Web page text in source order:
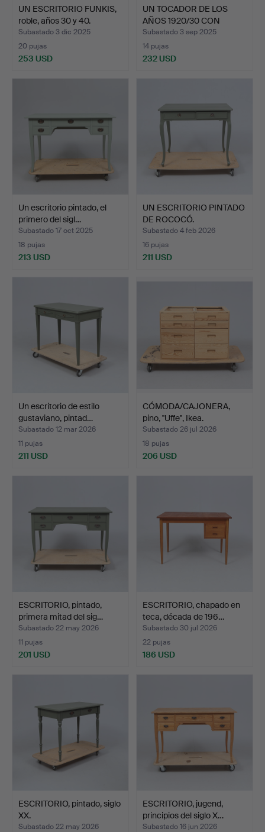
UN ESCRITORIO FUNKIS,
roble, años 30 y 40.
Subastado 3 dic 2025
20 pujas
253 USD
UN TOCADOR DE LOS
AÑOS 1920/30 CON
PALET.
Subastado 3 sep 2025
14 pujas
232 USD
Un escritorio pintado, el
primero del sigl…
Subastado 17 oct 2025
18 pujas
213 USD
UN ESCRITORIO PINTADO
DE ROCOCÓ.
Subastado 4 feb 2026
16 pujas
211 USD
Un escritorio de estilo
gustaviano, pintad…
Subastado 12 mar 2026
11 pujas
211 USD
CÓMODA/CAJONERA,
pino, ''Uffe'', Ikea.
Subastado 26 jul 2026
18 pujas
206 USD
ESCRITORIO, pintado,
primera mitad del sig…
Subastado 22 may 2026
11 pujas
201 USD
ESCRITORIO, chapado en
teca, década de 196…
Subastado 30 jul 2026
22 pujas
186 USD
ESCRITORIO, pintado, siglo
XX.
Subastado 22 may 2026
ESCRITORIO, jugend,
principios del siglo X…
Subastado 16 jun 2026